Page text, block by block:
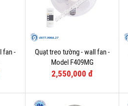
fan -
Quạt treo tường - wall fan -
Model F409MG
2,550,000 đ